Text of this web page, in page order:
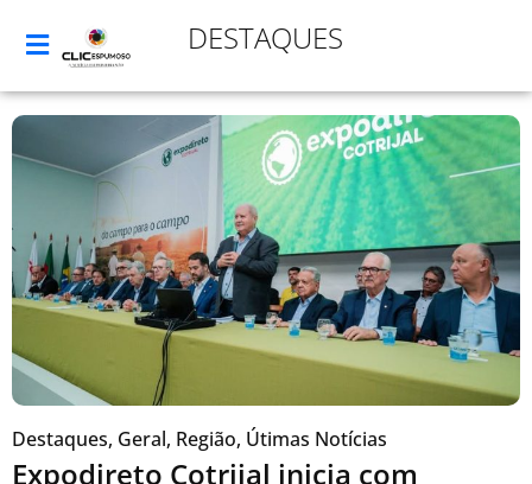
DESTAQUES
Destaques, Geral, Região, Útimas Notícias
Expodireto Cotrijal inicia com